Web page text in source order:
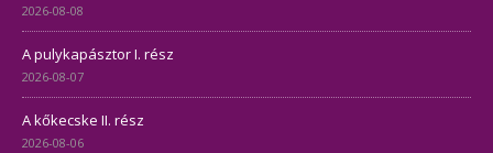
2026-08-08
A pulykapásztor I. rész
2026-08-07
A kőkecske II. rész
2026-08-06